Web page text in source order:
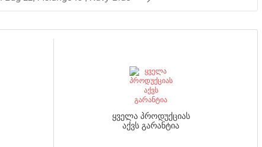
ყველა პროდუქციას
აქვს გარანტია